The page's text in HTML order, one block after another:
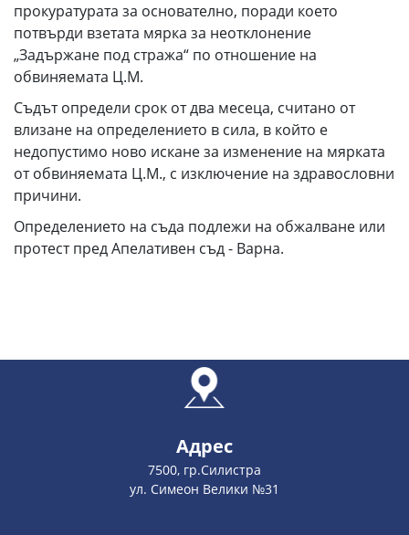
прокуратурата за основателно, поради което
потвърди взетата мярка за неотклонение
„Задържане под стража“ по отношение на
обвиняемата Ц.М.
Съдът определи срок от два месеца, считано от
влизане на определението в сила, в който е
недопустимо ново искане за изменение на мярката
от обвиняемата Ц.М., с изключение на здравословни
причини.
Определението на съда подлежи на обжалване или
протест пред Апелативен съд - Варна.
Адрес
7500, гр.Силистра
ул. Симеон Велики №31